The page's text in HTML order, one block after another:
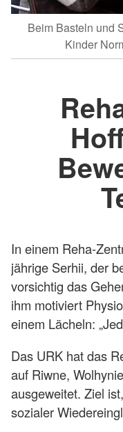
Beim Basteln und
Kinder
In einem Reha-
jährige Serhii, der
vorsichtig das
ihm motiviert
einem Lächeln:
Das URK hat das
auf Riwne,
ausgeweitet. Ziel
sozialer